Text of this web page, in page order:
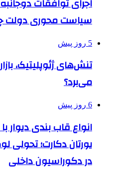
اجرای توافقات
سیاست محوری دولت
5 روز پیش
تنش‌های ژئوپلیتیک،
می‌برد؟
6 روز پیش
انواع قاب بندی
یورتان دکارت؛
در دکوراسیون داخلی